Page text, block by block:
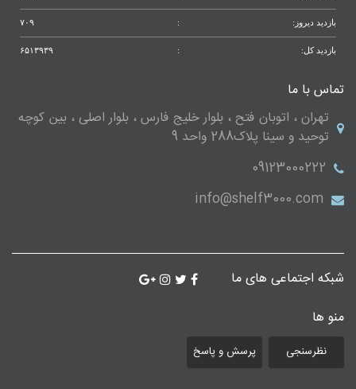
بازدید دیروز: : ۷۰۹
بازدید کل: : ۶۵۱۳۹۳۹
تماس با ما
تهران ، اتوبان فتح ، بلوار خلیج فارس ، بلوار اصلی ، بین کوچه
توحید و سینا پلاک288 واحد 9
09123000222
info@shelf3000.com
شبکه اجتماعی های ما
منو ها
نظرسنجی پرسش و پاسخ